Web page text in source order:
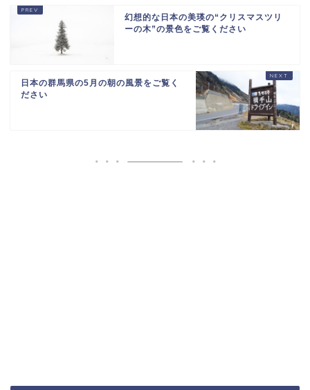
海外「日本がキラキラして見える…」 日本の街
頭インタビューに登場...
幻想的な日本の美瑛の“クリスマスツリ
ーの木”の景色をご覧ください
日本の群馬県の5月の朝の風景をご覧く
ださい